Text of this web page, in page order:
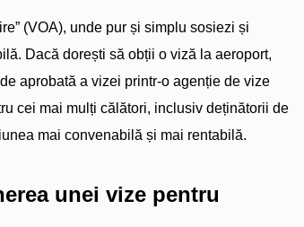
(VOA), unde pur și simplu sosiezi și
Dacă dorești să obții o viză la aeroport,
aprobată a vizei printr-o agenție de vize
cei mai mulți călători, inclusiv deținătorii de
mai convenabilă și mai rentabilă.
unei vize pentru